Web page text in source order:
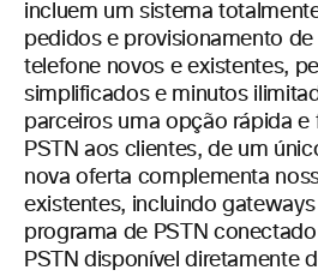
incluem um sistema
pedidos e provisionamento
telefone novos e existentes,
simplificados e minutos
parceiros uma opção rápida e
PSTN aos clientes, de um
nova oferta complementa
existentes, incluindo
programa de PSTN
PSTN disponível diretamente